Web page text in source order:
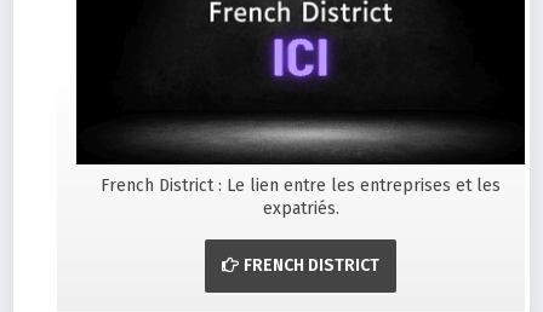
French District : Le lien entre les entreprises et les
expatriés.
FRENCH DISTRICT